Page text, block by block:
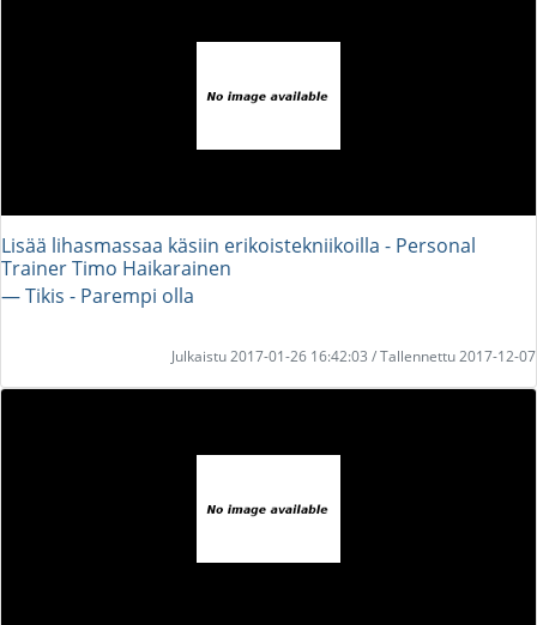
Lisää lihasmassaa käsiin erikoistekniikoilla - Personal
Trainer Timo Haikarainen
― Tikis - Parempi olla
Julkaistu 2017-01-26 16:42:03 / Tallennettu 2017-12-07